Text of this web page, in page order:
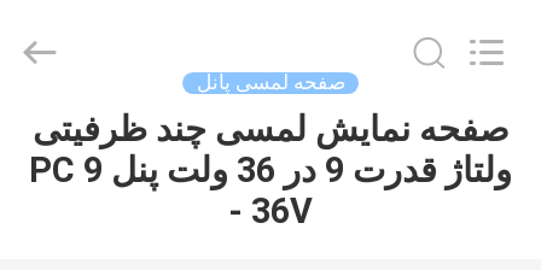
صفحه
اصلی
Equipment
صفحه لمسی پانل
صفحه نمایش لمسی چند ظرفیتی
ولتاژ قدرت 9 در 36 ولت پنل PC 9
- 36V